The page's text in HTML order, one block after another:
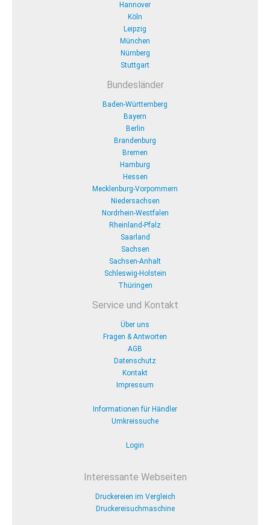
Hannover
Köln
Leipzig
München
Nürnberg
Stuttgart
Bundesländer
Baden-Württemberg
Bayern
Berlin
Brandenburg
Bremen
Hamburg
Hessen
Mecklenburg-Vorpommern
Niedersachsen
Nordrhein-Westfalen
Rheinland-Pfalz
Saarland
Sachsen
Sachsen-Anhalt
Schleswig-Holstein
Thüringen
Service und Kontakt
Über uns
Fragen & Antworten
AGB
Datenschutz
Kontakt
Impressum
Informationen für Händler
Umkreissuche
Login
Interessante Webseiten
Druckereien im Vergleich
Druckereisuchmaschine